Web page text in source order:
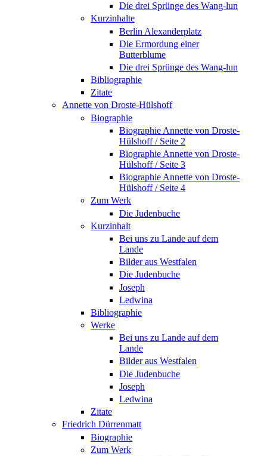
Die drei Sprünge des Wang-lun
Kurzinhalte
Berlin Alexanderplatz
Die Ermordung einer
Butterblume
Die drei Sprünge des Wang-lun
Bibliographie
Zitate
Annette von Droste-Hülshoff
Biographie
Biographie Annette von Droste-
Hülshoff / Seite 2
Biographie Annette von Droste-
Hülshoff / Seite 3
Biographie Annette von Droste-
Hülshoff / Seite 4
Zum Werk
Die Judenbuche
Kurzinhalt
Bei uns zu Lande auf dem
Lande
Bilder aus Westfalen
Die Judenbuche
Joseph
Ledwina
Bibliographie
Werke
Bei uns zu Lande auf dem
Lande
Bilder aus Westfalen
Die Judenbuche
Joseph
Ledwina
Zitate
Friedrich Dürrenmatt
Biographie
Zum Werk